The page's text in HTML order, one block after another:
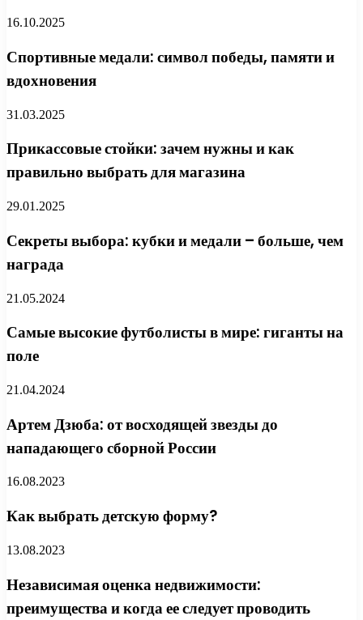
16.10.2025
Спортивные медали: символ победы, памяти и
вдохновения
31.03.2025
Прикассовые стойки: зачем нужны и как
правильно выбрать для магазина
29.01.2025
Секреты выбора: кубки и медали – больше, чем
награда
21.05.2024
Самые высокие футболисты в мире: гиганты на
поле
21.04.2024
Артем Дзюба: от восходящей звезды до
нападающего сборной России
16.08.2023
Как выбрать детскую форму?
13.08.2023
Независимая оценка недвижимости:
преимущества и когда ее следует проводить